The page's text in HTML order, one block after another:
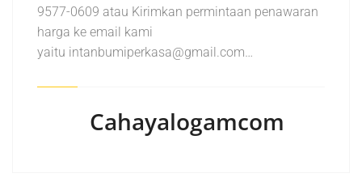
9577-0609 atau Kirimkan permintaan penawaran
harga ke email kami
yaitu intanbumiperkasa@gmail.com…
Cahayalogamcom